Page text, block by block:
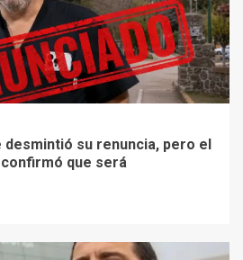
desmintió su renuncia, pero el
que será